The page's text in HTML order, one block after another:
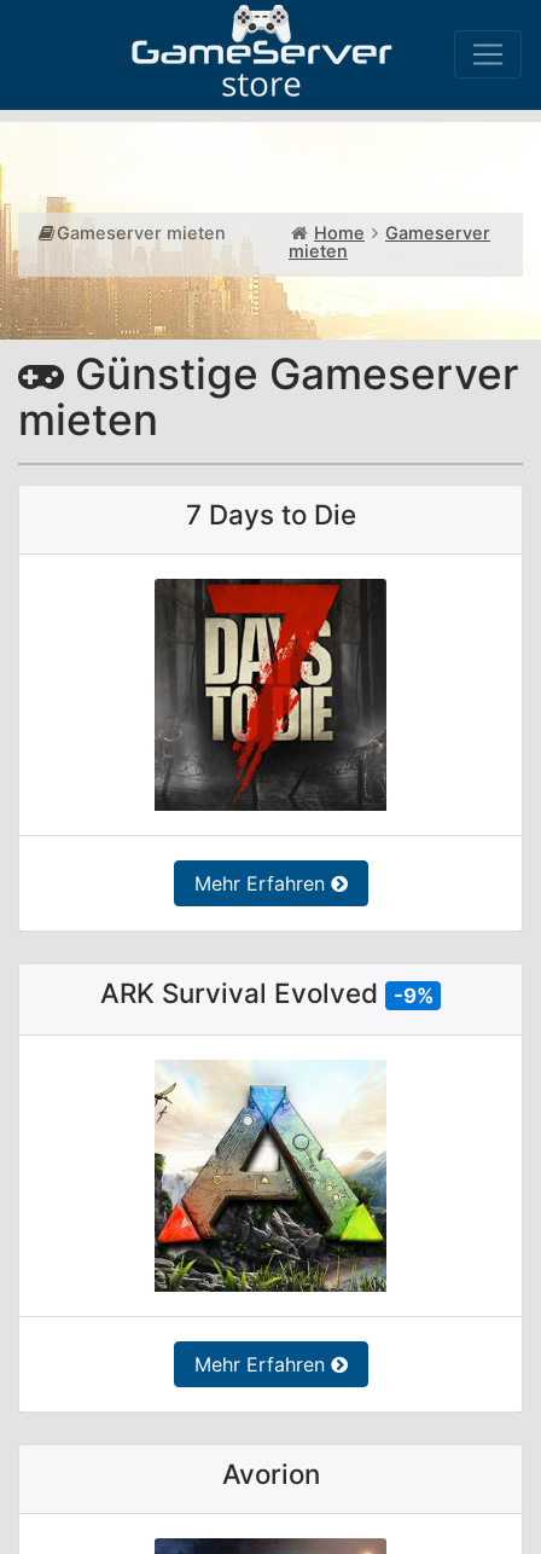
Gameserver mieten Home
Gameserver
mieten
Günstige Gameserver
mieten
7 Days to Die
Mehr Erfahren
ARK Survival Evolved -9%
Mehr Erfahren
Avorion